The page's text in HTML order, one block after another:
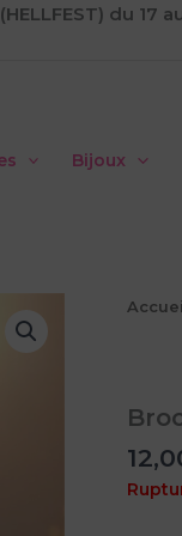
du 17
Bijoux
Accueil